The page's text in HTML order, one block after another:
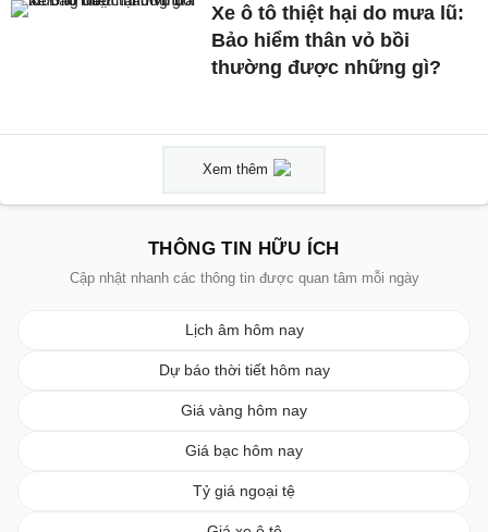
Xe ô tô thiệt hại do mưa lũ:
Bảo hiểm thân vỏ bồi
thường được những gì?
Xem thêm
THÔNG TIN HỮU ÍCH
Cập nhật nhanh các thông tin được quan tâm mỗi ngày
Lịch âm hôm nay
Dự báo thời tiết hôm nay
Giá vàng hôm nay
Giá bạc hôm nay
Tỷ giá ngoại tệ